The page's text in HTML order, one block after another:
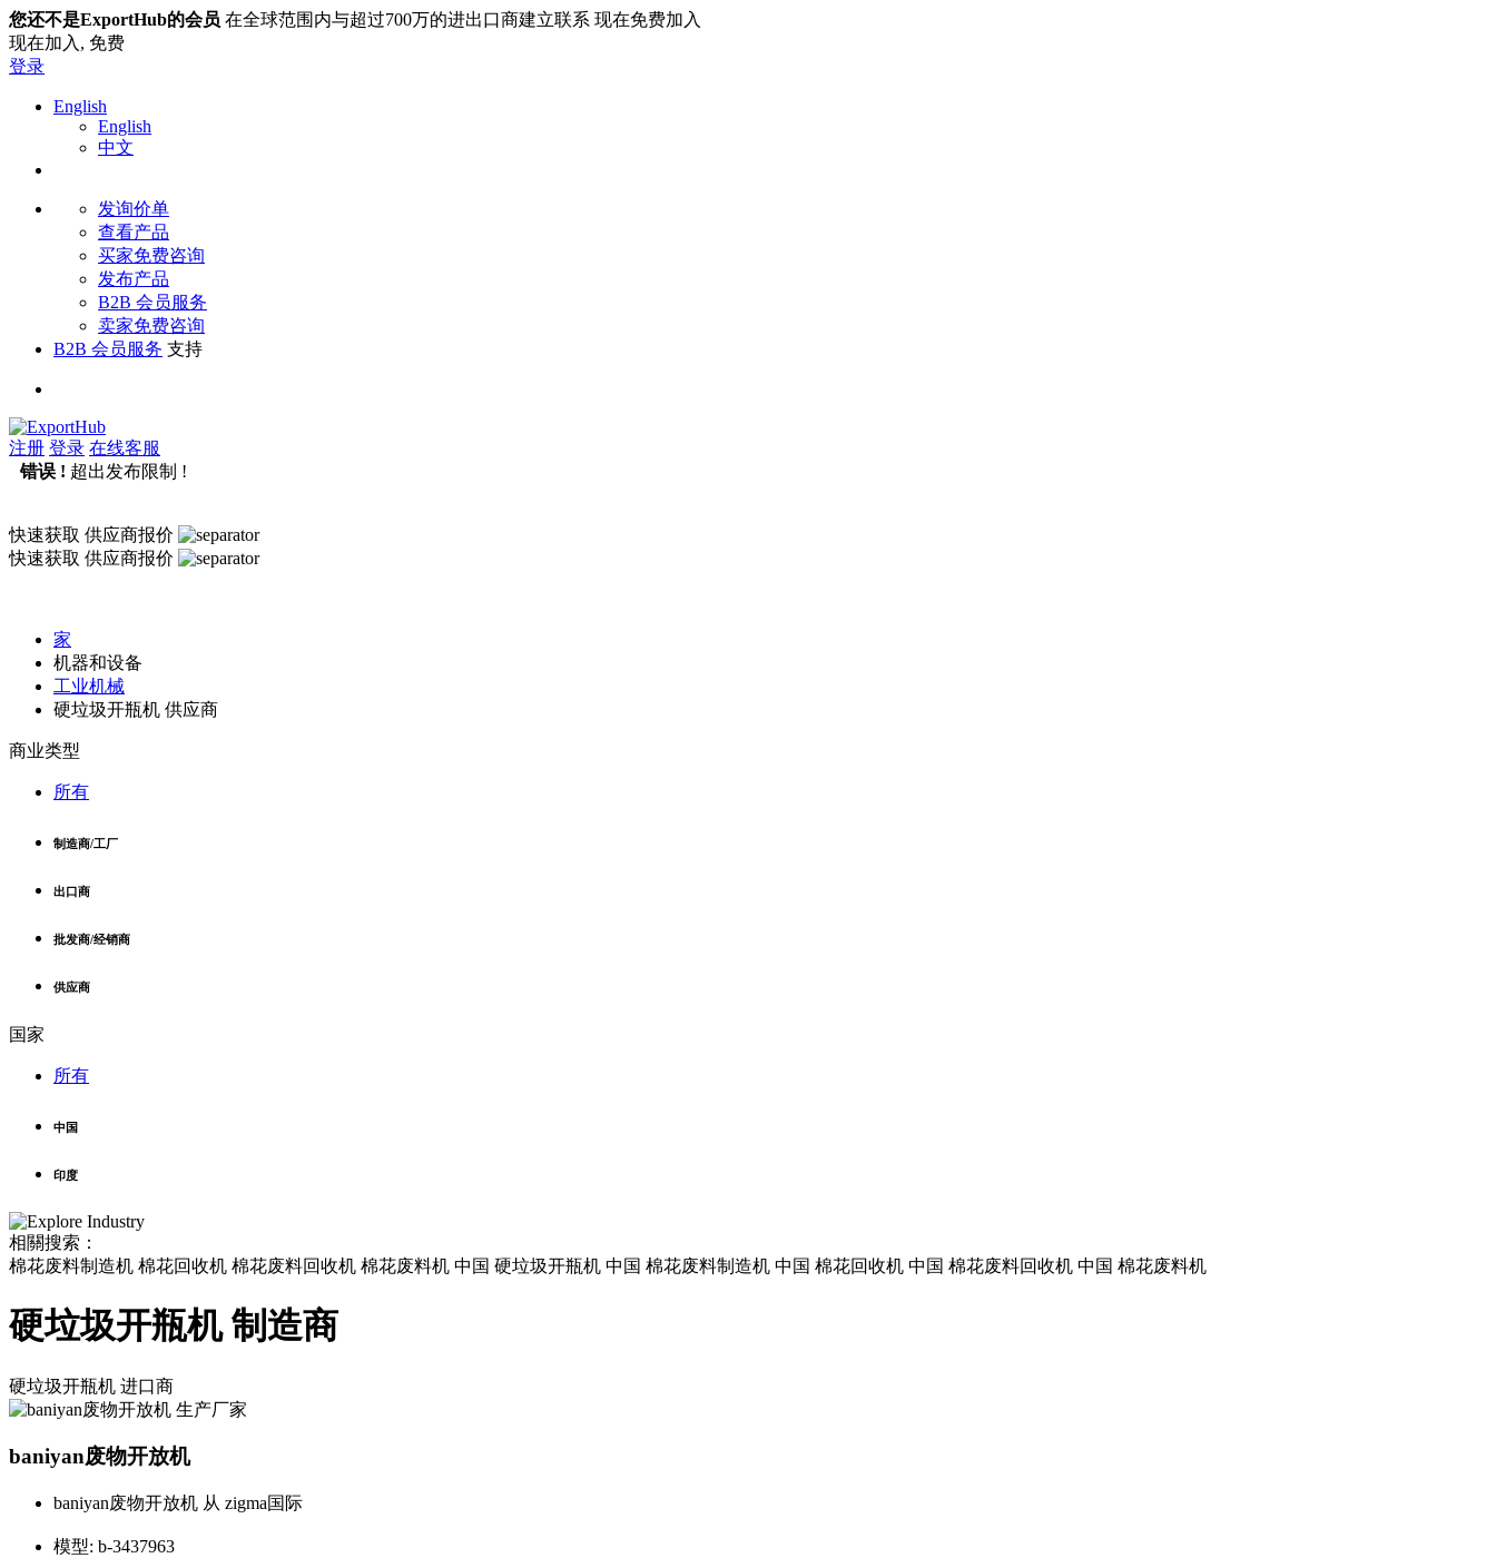
您还不是ExportHub的会员 在全球范围内与超过700万的进出口商建立联系 现在免费加入
现在加入, 免费
登录
English
English
中文
发询价单
查看产品
买家免费咨询
发布产品
B2B 会员服务
卖家免费咨询
B2B 会员服务 支持
注册 登录 在线客服
错误 ! 超出发布限制 !
快速获取 供应商报价
快速获取 供应商报价
家
机器和设备
工业机械
硬垃圾开瓶机 供应商
商业类型
所有
制造商/工厂
出口商
批发商/经销商
供应商
国家
所有
中国
印度
相關搜索：
棉花废料制造机 棉花回收机 棉花废料回收机 棉花废料机 中国 硬垃圾开瓶机 中国 棉花废料制造机 中国 棉花回收机 中国 棉花废料回收机 中国 棉花废料机
硬垃圾开瓶机 制造商
硬垃圾开瓶机 进口商
baniyan废物开放机
baniyan废物开放机 从 zigma国际
模型: b-3437963